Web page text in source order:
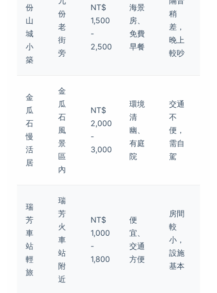
份
山
城
小
築
份
老
街
旁
NT$
1,500
-
2,500
海景
房、
免費
早餐
稍
差，
晚上
較吵
金
瓜
石
慢
活
居
金
瓜
石
風
景
區
內
NT$
2,000
-
3,000
環境
清
幽、
有庭
院
交通
不
便，
需自
駕
瑞
芳
車
站
輕
旅
瑞
芳
火
車
站
附
近
NT$
1,000
-
1,800
便
宜、
交通
方便
房間
較
小，
設施
基本